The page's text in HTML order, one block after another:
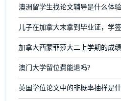
澳洲留学生找论文辅导是什么体验
儿子在加拿大末拿到毕业证，学
加拿大西蒙菲莎大二上学期的成
澳门大学留位费能退吗?
英国学位论文中的非概率抽样是